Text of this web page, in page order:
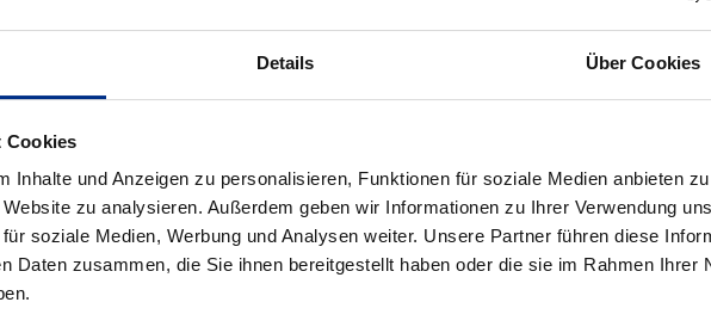
Details Über Cookies
Cookies
Inhalte und Anzeigen zu personalisieren, Funktionen für soziale Medien anbieten
zu analysieren. Außerdem geben wir Informationen zu Ihrer Verwendung
soziale Medien, Werbung und Analysen weiter. Unsere Partner führen diese
Daten zusammen, die Sie ihnen bereitgestellt haben oder die sie im Rahmen Ihrer
aus duktilem Guss mit Epoxid-Pulverbeschichtung